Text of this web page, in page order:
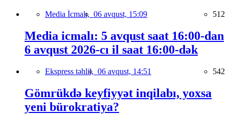
Media İcmalı, 06 avqust, 15:09 512
Media icmalı: 5 avqust saat 16:00-dan
6 avqust 2026-cı il saat 16:00-dək
Ekspress təhlil, 06 avqust, 14:51 542
Gömrükdə keyfiyyət inqilabı, yoxsa
yeni bürokratiya?